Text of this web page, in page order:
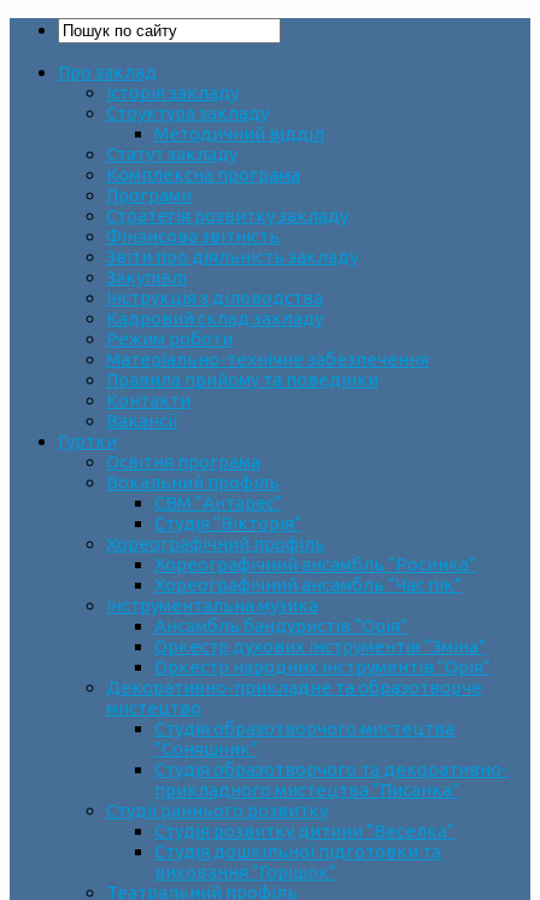
Про заклад
Історія закладу
Структура закладу
Методичний відділ
Статут закладу
Комплексна програма
Програми
Стратегія розвитку закладу
Фінансова звітність
Звіти про діяльність закладу
Закупівлі
Інструкція з діловодства
Кадровий склад закладу
Режим роботи
Матеріально-технічне забезпечення
Правила прийому та поведінки
Контакти
Вакансії
Гуртки
Освітня програма
Вокальний профіль
СВМ “Антарес”
Студія “Вікторія”
Хореографічний профіль
Хореографічний ансамбль “Росинка”
Хореографічний ансамбль “Час пік”
Інструментальна музика
Ансамбль бандуристів “Орія”
Оркестр духових інструментів “Зміна”
Оркестр народних інструментів “Орія”
Декоративно-прикладне та образотворче
мистецтво
Cтудія образотворчого мистецтва
“Соняшник”
Студія образотворчого та декоративно-
прикладного мистецтва “Писанка”
Студії раннього розвитку
Студія розвитку дитини “Веселка”
Студія дошкільної підготовки та
виховання “Горішок”
Театральний профіль